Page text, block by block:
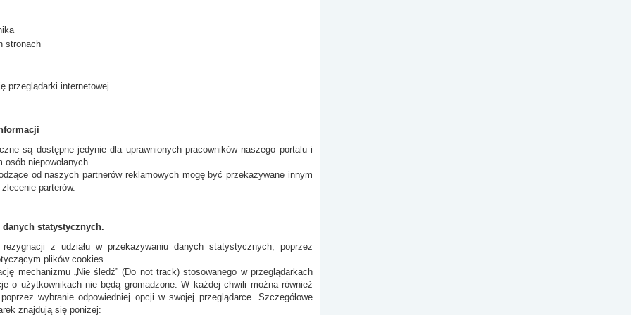
stronach
przeglądarki internetowej
są dostępne jedynie dla uprawnionych pracowników naszego portalu i
niepowołanych.
od naszych partnerów reklamowych mogę być przekazywane innym
parterów.
statystycznych.
z udziału w przekazywaniu danych statystycznych, poprzez
plików cookies.
mechanizmu „Nie śledź” (Do not track) stosowanego w przeglądarkach
o użytkownikach nie będą gromadzone. W każdej chwili można również
wybranie odpowiedniej opcji w swojej przeglądarce. Szczegółowe
znajdują się poniżej: